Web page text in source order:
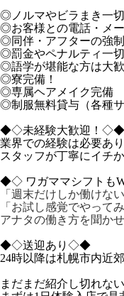
◎ノルマやビラまき一切
◎お客様との電話・メー
◎同伴・アフターの強制
◎罰金やペナルティ一切
◎語学が堪能な方は大歓
◎寮完備！
◎専属ヘアメイク完備
◎制服無料貸与（各種サ
◆◇未経験大歓迎！◇◆
業界での経験は必要あり
スタッフが丁寧にイチ
◆◇ ワガママシフトも
「週末だけしか働けな
「お試し感覚でやって
アナタの働き方を聞か
◆◇送迎あり◇◆
24時以降は札幌市内近
まだまだ紹介し切れな